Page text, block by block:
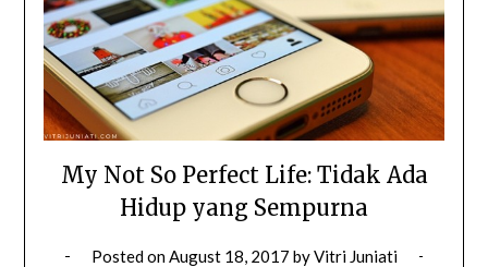
My Not So Perfect Life: Tidak Ada
Hidup yang Sempurna
Posted onAugust 18, 2017 byVitri Juniati